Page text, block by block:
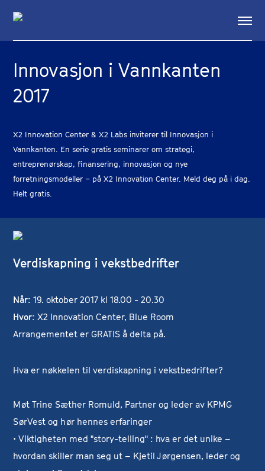
Innovasjon i Vannkanten
2017
X2 Innovation Center & X2 Labs inviterer til Innovasjon i
Vannkanten. En serie gratis seminarer om strategi,
entreprenørskap, finansering, innovasjon og nye
forretningsmodeller – på X2 Innovation Center. Meld deg på i dag.
Helt gratis.
Verdiskapning i vekstbedrifter
Når:19. oktober 2017 kl 18.00 - 20.30
Hvor: X2 Innovation Center, Blue Room
Arrangementet er GRATIS å delta på.
Hva er nøkkelen til verdiskapning i vekstbedrifter?
Møt Trine Sæther Romuld, Partner og leder av KPMG
SørVest og hør hennes erfaringer
• Viktigheten med "story-telling" : hva er det unike –
hvordan skiller man seg ut – Kjetil Jørgensen, leder og